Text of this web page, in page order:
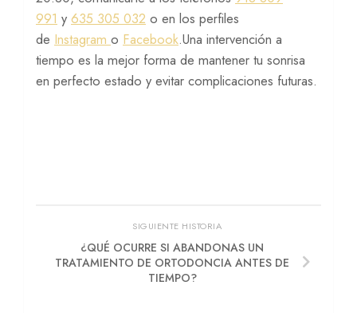
991 y 635 305 032 o en los perfiles
de Instagram o Facebook.Una intervención a
tiempo es la mejor forma de mantener tu sonrisa
en perfecto estado y evitar complicaciones futuras.
SIGUIENTE HISTORIA
¿QUÉ OCURRE SI ABANDONAS UN
TRATAMIENTO DE ORTODONCIA ANTES DE
TIEMPO?